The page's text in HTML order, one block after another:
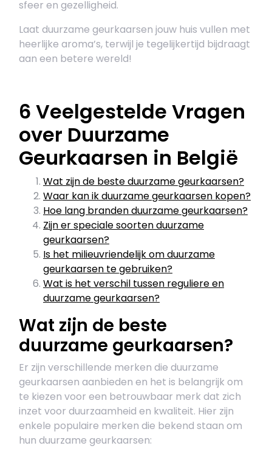
sfeer en gezelligheid.
Laat duurzame geurkaarsen jouw huis vullen met
heerlijke aroma’s, terwijl je tegelijkertijd bijdraagt
aan een betere wereld!
6 Veelgestelde Vragen
over Duurzame
Geurkaarsen in België
Wat zijn de beste duurzame geurkaarsen?
Waar kan ik duurzame geurkaarsen kopen?
Hoe lang branden duurzame geurkaarsen?
Zijn er speciale soorten duurzame
geurkaarsen?
Is het milieuvriendelijk om duurzame
geurkaarsen te gebruiken?
Wat is het verschil tussen reguliere en
duurzame geurkaarsen?
Wat zijn de beste
duurzame geurkaarsen?
Er zijn verschillende merken die duurzame
geurkaarsen aanbieden en het is belangrijk om
te kiezen voor een betrouwbaar merk dat zich
inzet voor duurzaamheid en kwaliteit. Hier zijn
enkele populaire merken die bekend staan om
hun duurzame geurkaarsen: